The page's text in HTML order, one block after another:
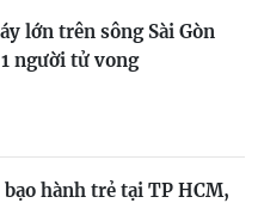
lớn trên sông Sài Gòn
người tử vong
bạo hành trẻ tại TP HCM,